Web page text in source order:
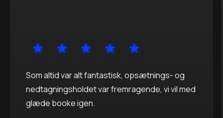
Som altid var alt fantastisk, opsætnings- og
nedtagningsholdet var fremragende, vi vil med
glæde booke igen.